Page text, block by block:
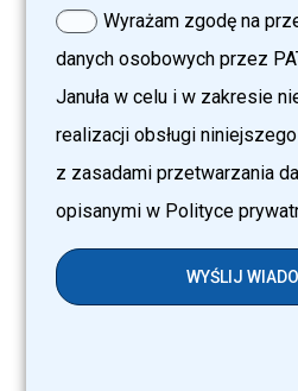
Wyrażam zgodę na
danych osobowych przez
Januła w celu i w zakresie
realizacji obsługi
z zasadami przetwarzania
opisanymi w Polityce
WYŚLIJ